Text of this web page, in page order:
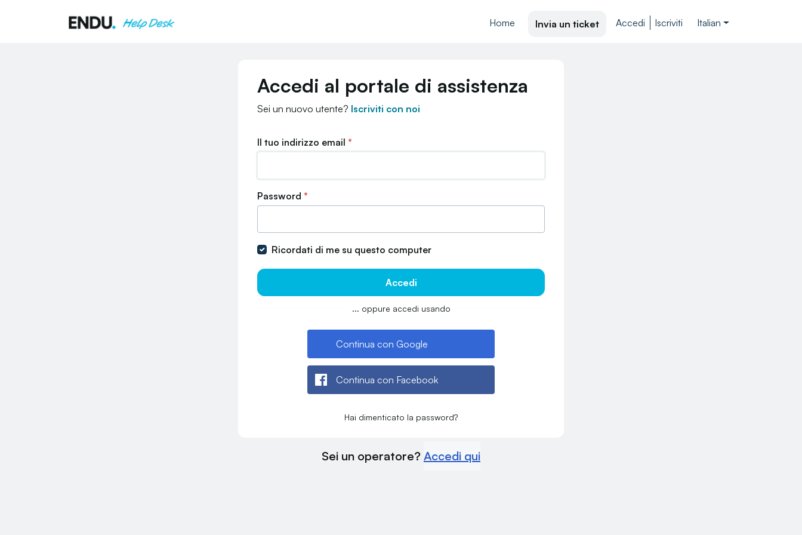
Home
Invia un ticket Accedi Iscriviti Italian
Accedi al portale di assistenza
Sei un nuovo utente? Iscriviti con noi
Il tuo indirizzo email *
Password *
Ricordati di me su questo computer
Accedi
... oppure accedi usando
Continua con Google
Continua con Facebook
Hai dimenticato la password?
Sei un operatore? Accedi qui